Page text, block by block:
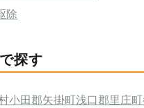
除
探す
小田郡矢掛町浅口郡里庄町